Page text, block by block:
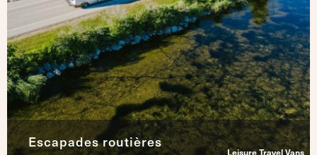
Escapades routières
Leisure Travel Vans